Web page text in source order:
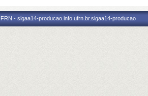
- sigaa14-producao.info.ufrn.br.sigaa14-producao